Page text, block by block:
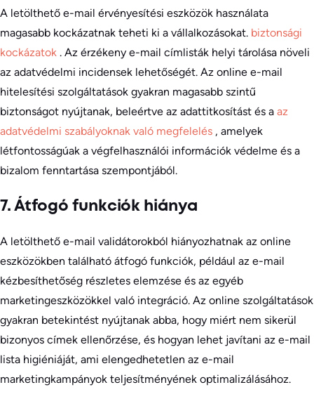
A letölthető e-mail érvényesítési eszközök használata
magasabb kockázatnak teheti ki a vállalkozásokat. biztonsági
kockázatok . Az érzékeny e-mail címlisták helyi tárolása növeli
az adatvédelmi incidensek lehetőségét. Az online e-mail
hitelesítési szolgáltatások gyakran magasabb szintű
biztonságot nyújtanak, beleértve az adattitkosítást és a az
adatvédelmi szabályoknak való megfelelés , amelyek
létfontosságúak a végfelhasználói információk védelme és a
bizalom fenntartása szempontjából.
7. Átfogó funkciók hiánya
A letölthető e-mail validátorokból hiányozhatnak az online
eszközökben található átfogó funkciók, például az e-mail
kézbesíthetőség részletes elemzése és az egyéb
marketingeszközökkel való integráció. Az online szolgáltatások
gyakran betekintést nyújtanak abba, hogy miért nem sikerül
bizonyos címek ellenőrzése, és hogyan lehet javítani az e-mail
lista higiéniáját, ami elengedhetetlen az e-mail
marketingkampányok teljesítményének optimalizálásához.